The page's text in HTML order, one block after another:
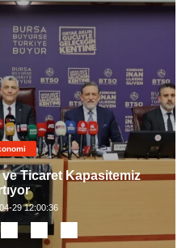
Ticaret Kapasitemiz
29 12:00:36